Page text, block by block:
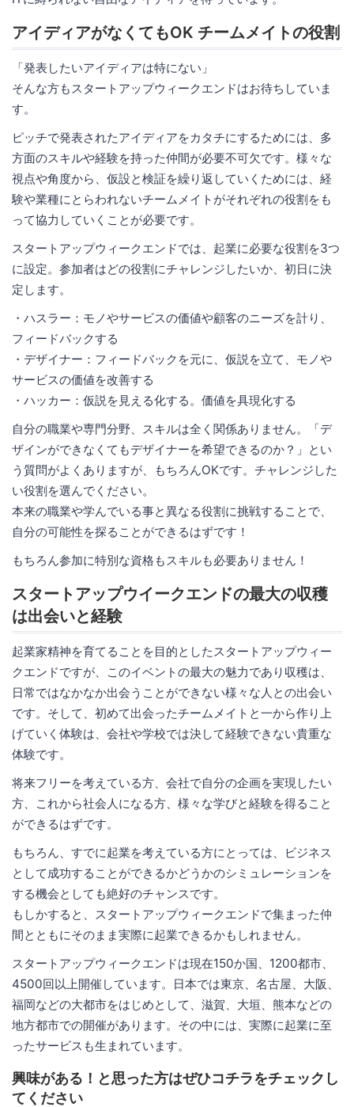
アイディアがなくてもOK チームメイトの役割
「発表したいアイディアは特にない」
そんな方もスタートアップウィークエンドはお待ちしていま
す。
ピッチで発表されたアイディアをカタチにするためには、多
方面のスキルや経験を持った仲間が必要不可欠です。様々な
視点や角度から、仮設と検証を繰り返していくためには、経
験や業種にとらわれないチームメイトがそれぞれの役割をも
って協力していくことが必要です。
スタートアップウィークエンドでは、起業に必要な役割を3つ
に設定。参加者はどの役割にチャレンジしたいか、初日に決
定します。
・ハスラー：モノやサービスの価値や顧客のニーズを計り、
フィードバックする
・デザイナー：フィードバックを元に、仮説を立て、モノや
サービスの価値を改善する
・ハッカー：仮説を見える化する。価値を具現化する
自分の職業や専門分野、スキルは全く関係ありません。「デ
ザインができなくてもデザイナーを希望できるのか？」とい
う質問がよくありますが、もちろんOKです。チャレンジした
い役割を選んでください。
本来の職業や学んでいる事と異なる役割に挑戦することで、
自分の可能性を探ることができるはずです！
もちろん参加に特別な資格もスキルも必要ありません！
スタートアップウイークエンドの最大の収穫
は出会いと経験
起業家精神を育てることを目的としたスタートアップウィー
クエンドですが、このイベントの最大の魅力であり収穫は、
日常ではなかなか出会うことができない様々な人との出会い
です。そして、初めて出会ったチームメイトと一から作り上
げていく体験は、会社や学校では決して経験できない貴重な
体験です。
将来フリーを考えている方、会社で自分の企画を実現したい
方、これから社会人になる方、様々な学びと経験を得ること
ができるはずです。
もちろん、すでに起業を考えている方にとっては、ビジネス
として成功することができるかどうかのシミュレーションを
する機会としても絶好のチャンスです。
もしかすると、スタートアップウィークエンドで集まった仲
間とともにそのまま実際に起業できるかもしれません。
スタートアップウィークエンドは現在150か国、1200都市、
4500回以上開催しています。日本では東京、名古屋、大阪、
福岡などの大都市をはじめとして、滋賀、大垣、熊本などの
地方都市での開催があります。その中には、実際に起業に至
ったサービスも生まれています。
興味がある！と思った方はぜひコチラをチェックし
てください